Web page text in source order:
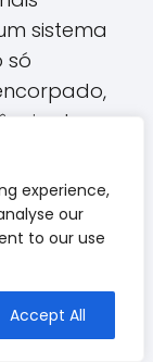
experience,
our
to our use
Accept All
sistema
só
do
ar por
que